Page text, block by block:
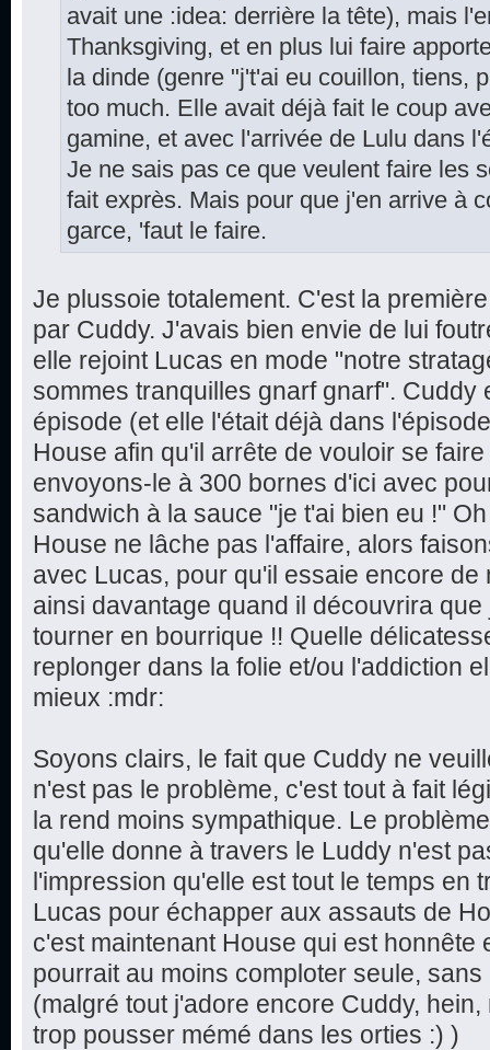
avait une :idea: derrière la tête), mais
Thanksgiving, et en plus lui faire
la dinde (genre "j't'ai eu couillon, tiens,
too much. Elle avait déjà fait le coup
gamine, et avec l'arrivée de Lulu dans
Je ne sais pas ce que veulent faire les
fait exprès. Mais pour que j'en arrive à
garce, 'faut le faire.
Je plussoie totalement. C'est la
par Cuddy. J'avais bien envie de lui
elle rejoint Lucas en mode "notre
sommes tranquilles gnarf gnarf". Cuddy
épisode (et elle l'était déjà dans
House afin qu'il arrête de vouloir se
envoyons-le à 300 bornes d'ici avec
sandwich à la sauce "je t'ai bien eu !"
House ne lâche pas l'affaire, alors
avec Lucas, pour qu'il essaie encore de
ainsi davantage quand il découvrira
tourner en bourrique !! Quelle
replonger dans la folie et/ou l'addiction
mieux :mdr:
Soyons clairs, le fait que Cuddy ne
n'est pas le problème, c'est tout à fait
la rend moins sympathique. Le
qu'elle donne à travers le Luddy n'est
l'impression qu'elle est tout le temps en
Lucas pour échapper aux assauts de
c'est maintenant House qui est honnête
pourrait au moins comploter seule,
(malgré tout j'adore encore Cuddy,
trop pousser mémé dans les orties :) )